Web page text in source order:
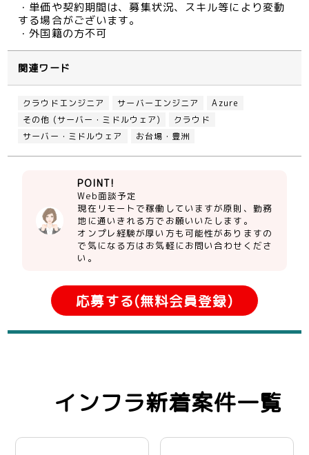
・単価や契約期間は、募集状況、スキル等により変動
する場合がございます。
・外国籍の方不可
関連ワード
クラウドエンジニア サーバーエンジニア
Azure
その他 (サーバー・ミドルウェア)
クラウド
サーバー・ミドルウェア
お台場・豊洲
POINT!
Web面談予定
現在リモートで稼働していますが原則、勤務
地に通いきれる方でお願いいたします。
オンプレ経験が厚い方も可能性がありますの
で気になる方はお気軽にお問い合わせくださ
い。
応募する(無料会員登録)
インフラ新着案件一覧